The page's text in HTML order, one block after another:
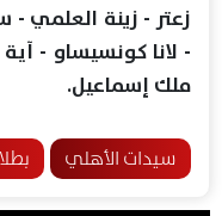
زعتر - زينة العلمي
- لانا كونسيساو -
ملك إسماعيل.
سيدات الأهلي